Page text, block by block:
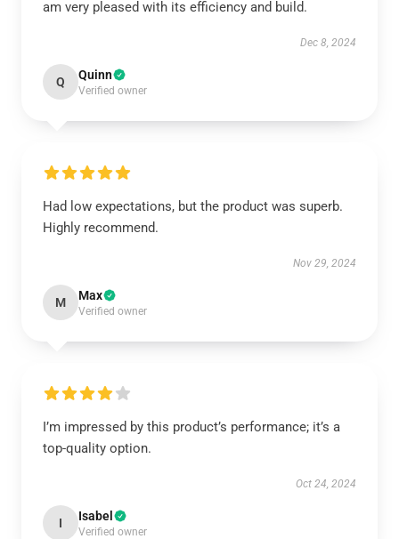
am very pleased with its efficiency and build.
Dec 8, 2024
Q Quinn
Verified owner
Had low expectations, but the product was superb.
Highly recommend.
Nov 29, 2024
M Max
Verified owner
I’m impressed by this product’s performance; it’s a
top-quality option.
Oct 24, 2024
I Isabel
Verified owner